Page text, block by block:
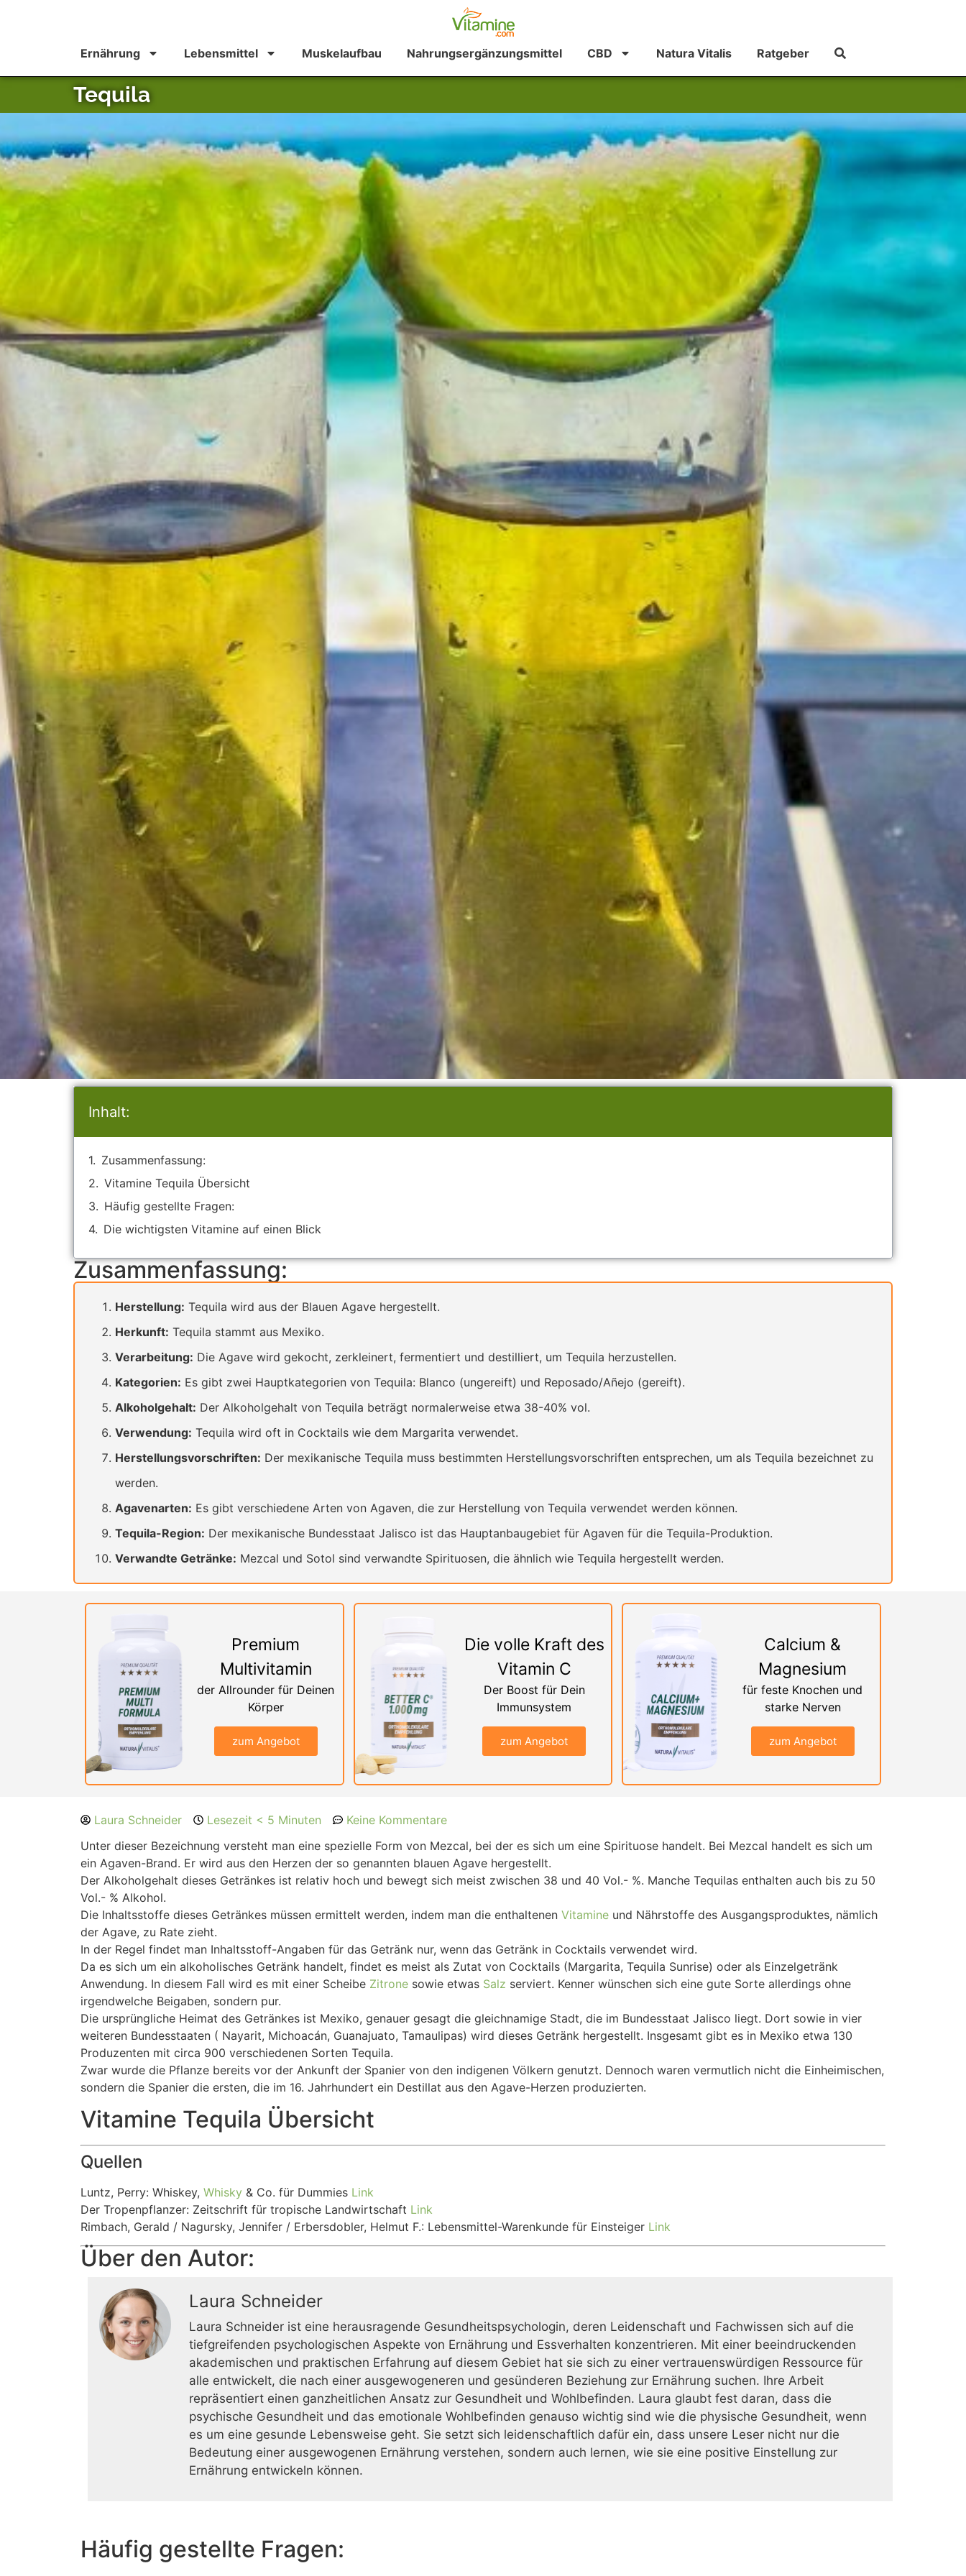
Ernährung Lebensmittel Muskelaufbau Nahrungsergänzungsmittel CBD Natura Vitalis Ratgeber
Tequila
Inhalt:
Zusammenfassung:
Vitamine Tequila Übersicht
Häufig gestellte Fragen:
Die wichtigsten Vitamine auf einen Blick
Zusammenfassung:
Herstellung: Tequila wird aus der Blauen Agave hergestellt.
Herkunft: Tequila stammt aus Mexiko.
Verarbeitung: Die Agave wird gekocht, zerkleinert, fermentiert und destilliert, um Tequila herzustellen.
Kategorien: Es gibt zwei Hauptkategorien von Tequila: Blanco (ungereift) und Reposado/Añejo (gereift).
Alkoholgehalt: Der Alkoholgehalt von Tequila beträgt normalerweise etwa 38-40% vol.
Verwendung: Tequila wird oft in Cocktails wie dem Margarita verwendet.
Herstellungsvorschriften: Der mexikanische Tequila muss bestimmten Herstellungsvorschriften entsprechen, um als Tequila bezeichnet zu
werden.
Agavenarten: Es gibt verschiedene Arten von Agaven, die zur Herstellung von Tequila verwendet werden können.
Tequila-Region: Der mexikanische Bundesstaat Jalisco ist das Hauptanbaugebiet für Agaven für die Tequila-Produktion.
Verwandte Getränke: Mezcal und Sotol sind verwandte Spirituosen, die ähnlich wie Tequila hergestellt werden.
Premium
Multivitamin
der Allrounder für Deinen
Körper
zum Angebot
Die volle Kraft des
Vitamin C
Der Boost für Dein
Immunsystem
zum Angebot
Calcium &
Magnesium
für feste Knochen und
starke Nerven
zum Angebot
Laura Schneider Lesezeit < 5 Minuten
Keine Kommentare
Unter dieser Bezeichnung versteht man eine spezielle Form von Mezcal, bei der es sich um eine Spirituose handelt. Bei Mezcal handelt es sich um
ein Agaven-Brand. Er wird aus den Herzen der so genannten blauen Agave hergestellt.
Der Alkoholgehalt dieses Getränkes ist relativ hoch und bewegt sich meist zwischen 38 und 40 Vol.- %. Manche Tequilas enthalten auch bis zu 50
Vol.- % Alkohol.
Die Inhaltsstoffe dieses Getränkes müssen ermittelt werden, indem man die enthaltenen Vitamine und Nährstoffe des Ausgangsproduktes, nämlich
der Agave, zu Rate zieht.
In der Regel findet man Inhaltsstoff-Angaben für das Getränk nur, wenn das Getränk in Cocktails verwendet wird.
Da es sich um ein alkoholisches Getränk handelt, findet es meist als Zutat von Cocktails (Margarita, Tequila Sunrise) oder als Einzelgetränk
Anwendung. In diesem Fall wird es mit einer Scheibe Zitrone sowie etwas Salz serviert. Kenner wünschen sich eine gute Sorte allerdings ohne
irgendwelche Beigaben, sondern pur.
Die ursprüngliche Heimat des Getränkes ist Mexiko, genauer gesagt die gleichnamige Stadt, die im Bundesstaat Jalisco liegt. Dort sowie in vier
weiteren Bundesstaaten ( Nayarit, Michoacán, Guanajuato, Tamaulipas) wird dieses Getränk hergestellt. Insgesamt gibt es in Mexiko etwa 130
Produzenten mit circa 900 verschiedenen Sorten Tequila.
Zwar wurde die Pflanze bereits vor der Ankunft der Spanier von den indigenen Völkern genutzt. Dennoch waren vermutlich nicht die Einheimischen,
sondern die Spanier die ersten, die im 16. Jahrhundert ein Destillat aus den Agave-Herzen produzierten.
Vitamine Tequila Übersicht
Quellen
Luntz, Perry: Whiskey, Whisky & Co. für Dummies Link
Der Tropenpflanzer: Zeitschrift für tropische Landwirtschaft Link
Rimbach, Gerald / Nagursky, Jennifer / Erbersdobler, Helmut F.: Lebensmittel-Warenkunde für Einsteiger Link
Über den Autor:
Laura Schneider
Laura Schneider ist eine herausragende Gesundheitspsychologin, deren Leidenschaft und Fachwissen sich auf die
tiefgreifenden psychologischen Aspekte von Ernährung und Essverhalten konzentrieren. Mit einer beeindruckenden
akademischen und praktischen Erfahrung auf diesem Gebiet hat sie sich zu einer vertrauenswürdigen Ressource für
alle entwickelt, die nach einer ausgewogeneren und gesünderen Beziehung zur Ernährung suchen. Ihre Arbeit
repräsentiert einen ganzheitlichen Ansatz zur Gesundheit und Wohlbefinden. Laura glaubt fest daran, dass die
psychische Gesundheit und das emotionale Wohlbefinden genauso wichtig sind wie die physische Gesundheit, wenn
es um eine gesunde Lebensweise geht. Sie setzt sich leidenschaftlich dafür ein, dass unsere Leser nicht nur die
Bedeutung einer ausgewogenen Ernährung verstehen, sondern auch lernen, wie sie eine positive Einstellung zur
Ernährung entwickeln können.
Häufig gestellte Fragen: